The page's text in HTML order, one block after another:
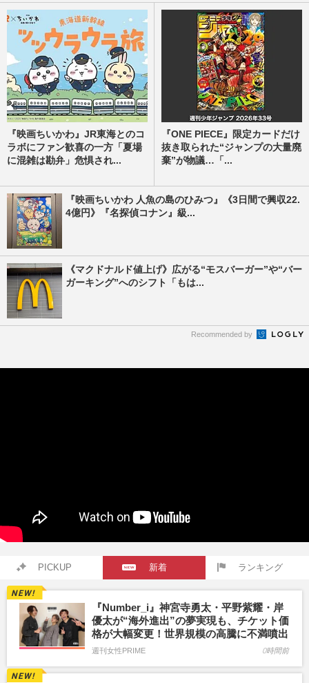
『映画ちいかわ』JR東海とのコ
ラボにファン歓喜の一方「夏場
に混雑は勘弁」危惧され...
『ONE PIECE』限定カードだけ
抜き取られた“ジャンプの大量廃
棄”が物議…「...
『映画ちいかわ 人魚の島のひみつ』《3日間で興収22.
4億円》『名探偵コナン』級...
《マクドナルド値上げ》広がる“モスバーガー”や“バー
ガーキング”へのシフト「もは...
Recommended by
PICKUP 新着 ランキング
『Number_i』神宮寺勇太・平野紫耀・岸
優太が“海外進出”の夢実現も、チケット価
格が大幅変更！世界規模の高騰に不満噴出
週刊女性PRIME 0時間前